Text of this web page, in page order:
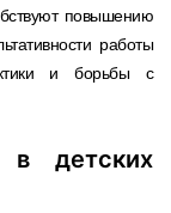
повышению
работы
и борьбы с
детских